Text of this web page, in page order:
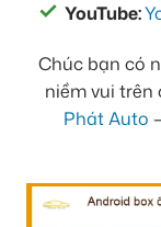
YouTube:
Chúc bạn có
niềm vui trên
Phát Auto